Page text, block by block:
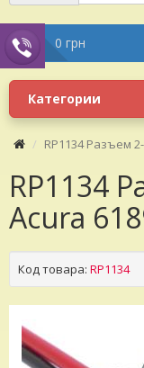
0 грн
Категории
RP1134 Разъем
RP1134
Acura
Код товара: RP1134